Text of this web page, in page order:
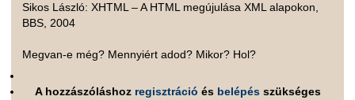
Sikos László: XHTML – A HTML megújulása XML alapokon,
BBS, 2004
Megvan-e még? Mennyiért adod? Mikor? Hol?
A hozzászóláshoz regisztráció és belépés szükséges